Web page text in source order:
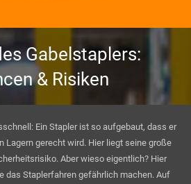
Gabelstaplers:
& Risiken
Ein Stapler ist so aufgebaut, dass er
Lagern gerecht wird. Hier liegt seine große
Aber wieso eigentlich? Hier
das Staplerfahren gefährlich machen. Auf